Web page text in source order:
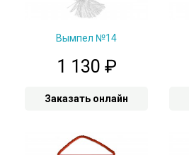
Вымпел №14
1 130 ₽
Заказать онлайн